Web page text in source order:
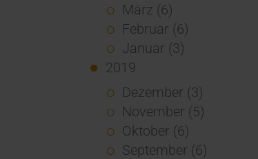
März (6)
Februar (6)
Januar (3)
2019
Dezember (3)
November (5)
Oktober (6)
September (6)